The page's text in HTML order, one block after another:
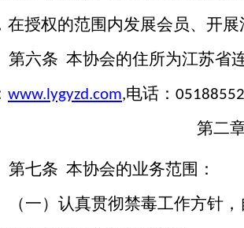
在授权的范围内发展会员、开展
第六条 本协会的住所为江苏省
www.lygyzd.com,电话：
第二
第七条 本协会的业务范围：
（一）认真贯彻禁毒工作方针